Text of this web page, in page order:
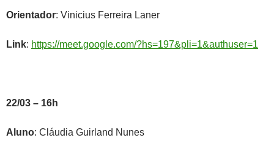
Orientador: Vinicius Ferreira Laner
Link: https://meet.google.com/?hs=197&pli=1&authuser=1
22/03 – 16h
Aluno: Cláudia Guirland Nunes